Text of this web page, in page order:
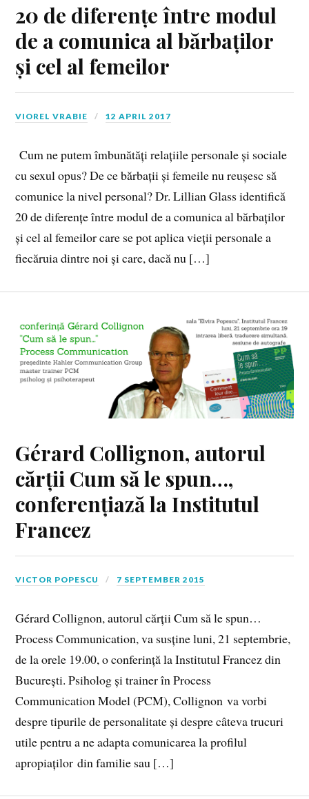
20 de diferențe între modul
de a comunica al bărbaților
și cel al femeilor
VIOREL VRABIE 12 APRIL 2017
Cum ne putem îmbunătăți relațiile personale și sociale
cu sexul opus? De ce bărbații și femeile nu reușesc să
comunice la nivel personal? Dr. Lillian Glass identifică
20 de diferențe între modul de a comunica al bărbaților
și cel al femeilor care se pot aplica vieții personale a
fiecăruia dintre noi și care, dacă nu […]
Gérard Collignon, autorul
cărții Cum să le spun…,
conferențiază la Institutul
Francez
VICTOR POPESCU 7 SEPTEMBER 2015
Gérard Collignon, autorul cărții Cum să le spun…
Process Communication, va susține luni, 21 septembrie,
de la orele 19.00, o conferință la Institutul Francez din
București. Psiholog și trainer în Process
Communication Model (PCM), Collignon va vorbi
despre tipurile de personalitate și despre câteva trucuri
utile pentru a ne adapta comunicarea la profilul
apropiaților din familie sau […]